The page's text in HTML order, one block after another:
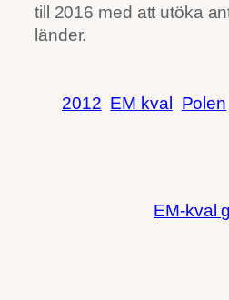
till 2016 med att utöka
länder.
2012 EM kval Polen
EM-kval